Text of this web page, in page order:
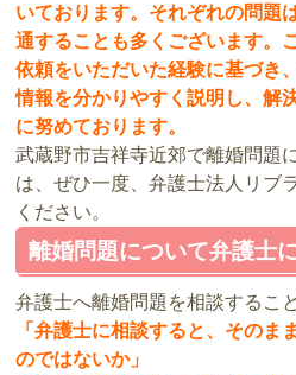
いております。それぞれの問題
通することも多くございます。
依頼をいただいた経験に基づき
情報を分かりやすく説明し、解
に努めております。
武蔵野市吉祥寺近郊で離婚問題
は、ぜひ一度、弁護士法人リブ
ください。
離婚問題について弁護士
弁護士へ離婚問題を相談するこ
「弁護士に相談すると、そのま
のではないか」